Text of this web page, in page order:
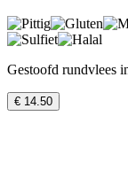
Gestoofd rundvlees
€ 14.50